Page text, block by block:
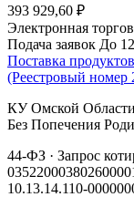
393 929,60 ₽
Электронная
Подача заявок До
Поставка
(Реестровый номер
КУ Омской
Без Попечения
44-ФЗ · Запрос
10.13.14.110-